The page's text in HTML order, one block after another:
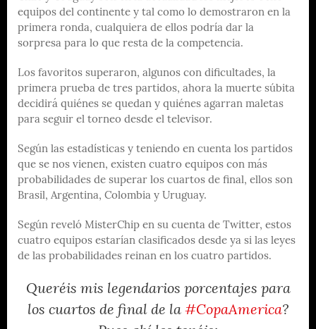
equipos del continente y tal como lo demostraron en la
primera ronda, cualquiera de ellos podría dar la
sorpresa para lo que resta de la competencia.
Los favoritos superaron, algunos con dificultades, la
primera prueba de tres partidos, ahora la muerte súbita
decidirá quiénes se quedan y quiénes agarran maletas
para seguir el torneo desde el televisor.
Según las estadísticas y teniendo en cuenta los partidos
que se nos vienen, existen cuatro equipos con más
probabilidades de superar los cuartos de final, ellos son
Brasil, Argentina, Colombia y Uruguay.
Según reveló MisterChip en su cuenta de Twitter, estos
cuatro equipos estarían clasificados desde ya si las leyes
de las probabilidades reinan en los cuatro partidos.
Queréis mis legendarios porcentajes para
los cuartos de final de la #CopaAmerica?